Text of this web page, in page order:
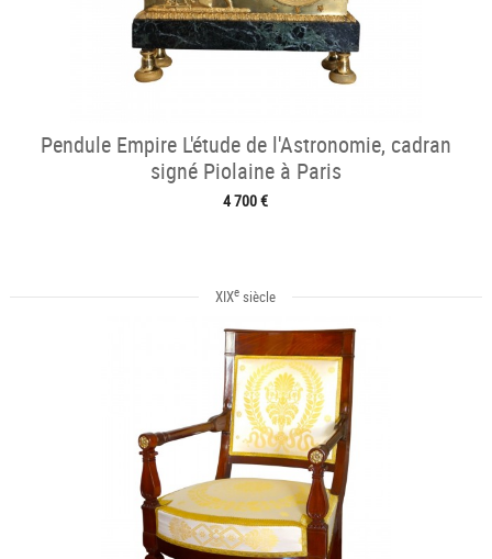
Pendule Empire L'étude de l'Astronomie, cadran
signé Piolaine à Paris
4 700 €
XIXe siècle